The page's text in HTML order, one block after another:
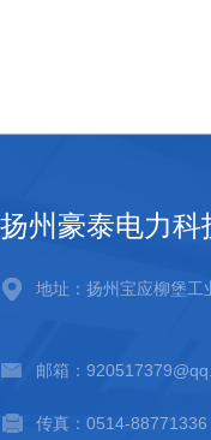
扬州豪泰电力科
地址：扬州宝应柳堡工
邮箱：
传真：0514-88771336